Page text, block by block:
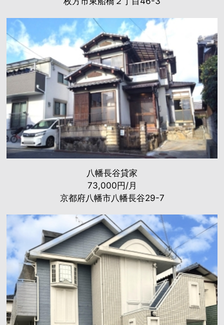
八幡長谷貸家
73,000円/月
京都府八幡市八幡長谷29-7